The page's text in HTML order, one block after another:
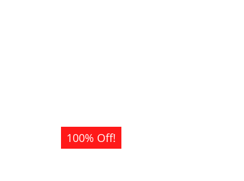
100% Off!